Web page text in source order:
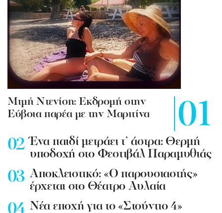
Mιμή Ντενίση: Εκδρομή στην
Εύβοια παρέα με την Μαριτίνα
Ένα παιδί μετράει τ’ άστρα: Θερμή
υποδοχή στο Φεστιβάλ Παραμυθιάς
Aποκλειστικό: «Ο παρουσιαστής»
έρχεται στο Θέατρο Αυλαία
Nέα εποχή για το «Στούντιο 4»